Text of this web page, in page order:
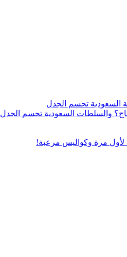
والسلطات السعودية تحسم الجدل
مرة وكواليس مرعبة!